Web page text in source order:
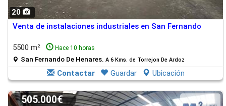
20
Venta de instalaciones industriales en San Fernando
5500 m² Hace 10 horas
San Fernando De Henares. A 6 Kms. de Torrejon De Ardoz
Contactar Guardar Ubicación
505.000€